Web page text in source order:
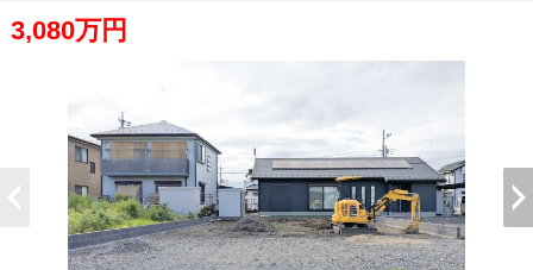
3,080万円